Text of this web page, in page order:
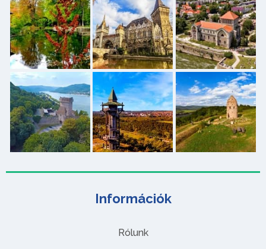
Információk
Rólunk